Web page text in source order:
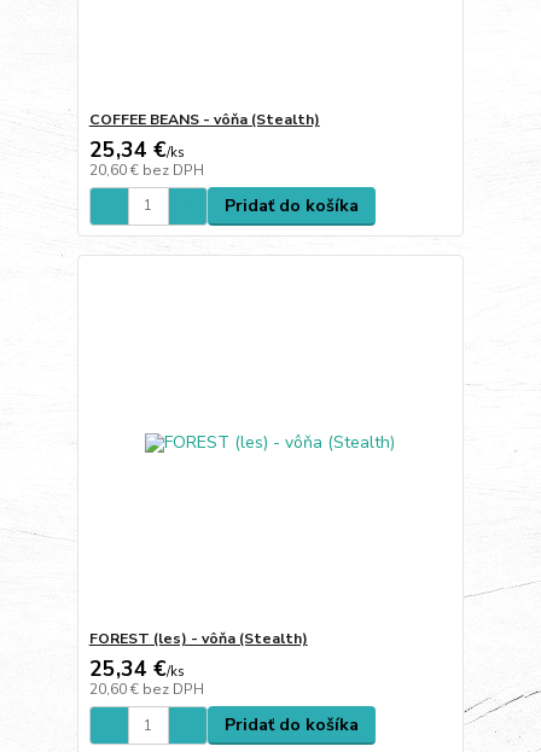
COFFEE BEANS - vôňa (Stealth)
25,34 €/ks
20,60 € bez DPH
Pridať do košíka
FOREST (les) - vôňa (Stealth)
25,34 €/ks
20,60 € bez DPH
Pridať do košíka